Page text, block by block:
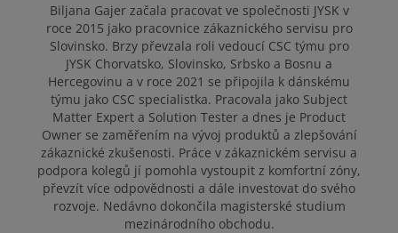
VOLNÉ POZICE
Biljana Gajer začala pracovat ve společnosti JYSK v
roce 2015 jako pracovnice zákaznického servisu pro
Slovinsko. Brzy převzala roli vedoucí CSC týmu pro
JYSK Chorvatsko, Slovinsko, Srbsko a Bosnu a
Hercegovinu a v roce 2021 se připojila k dánskému
týmu jako CSC specialistka. Pracovala jako Subject
Matter Expert a Solution Tester a dnes je Product
Owner se zaměřením na vývoj produktů a zlepšování
zákaznické zkušenosti. Práce v zákaznickém servisu a
podpora kolegů jí pomohla vystoupit z komfortní zóny,
převzít více odpovědnosti a dále investovat do svého
rozvoje. Nedávno dokončila magisterské studium
mezinárodního obchodu.